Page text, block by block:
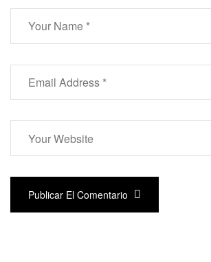
Publicar El Comentario